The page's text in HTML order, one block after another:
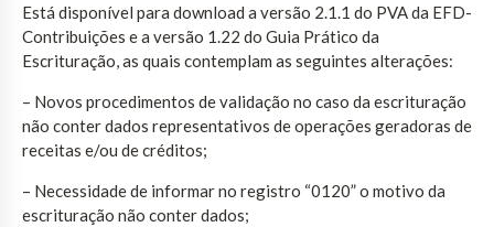
Está disponível para download a versão 2.1.1 do PVA da EFD-
Contribuições e a versão 1.22 do Guia Prático da
Escrituração, as quais contemplam as seguintes alterações:
– Novos procedimentos de validação no caso da escrituração
não conter dados representativos de operações geradoras de
receitas e/ou de créditos;
– Necessidade de informar no registro “0120” o motivo da
escrituração não conter dados;